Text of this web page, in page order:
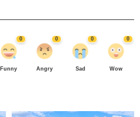
0
Funny
0
Angry
0
Sad
0
Wow